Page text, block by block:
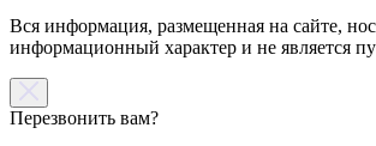
Вся информация, размещенная на сайте,
информационный характер и не является
Перезвонить вам?